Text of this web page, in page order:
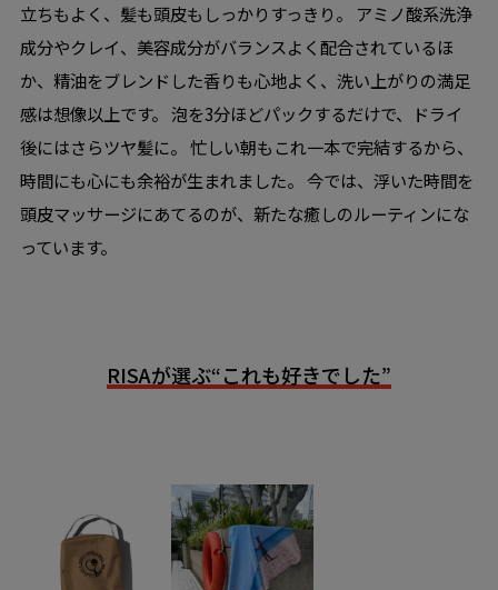
立ちもよく、髪も頭皮もしっかりすっきり。 アミノ酸系洗浄
成分やクレイ、美容成分がバランスよく配合されているほ
か、精油をブレンドした香りも心地よく、洗い上がりの満足
感は想像以上です。 泡を3分ほどパックするだけで、ドライ
後にはさらツヤ髪に。 忙しい朝もこれ一本で完結するから、
時間にも心にも余裕が生まれました。 今では、浮いた時間を
頭皮マッサージにあてるのが、新たな癒しのルーティンにな
っています。
RISAが選ぶ“これも好きでした”